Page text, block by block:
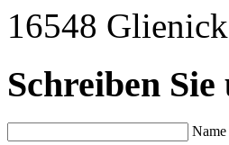
16548
Schreiben